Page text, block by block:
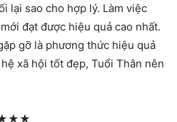
lại sao cho hợp lý. Làm việc
đạt được hiệu quả cao nhất.
gỡ là phương thức hiệu quả
xã hội tốt đẹp, Tuổi Thân nên